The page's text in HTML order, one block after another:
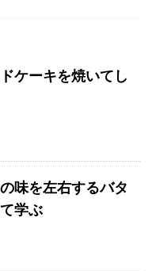
ケーキを焼いてし
味を左右するバタ
学ぶ